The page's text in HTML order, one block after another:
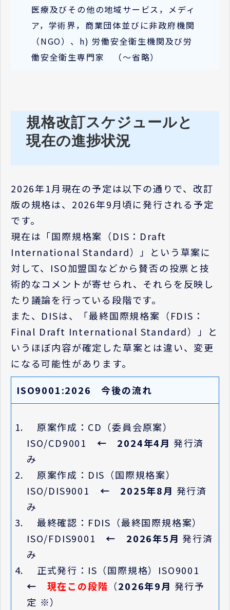
医療及びその他の地域サービス，メディ
ア，学術界，商業団体並びに非政府機関
（NGO）、h) 労働安全衛生機関及び労
働安全衛生専門家 （～省略）
規格改訂スケジュールと
現在の進捗状況
2026年1月現在の予定は以下の通りで、改訂
版の規格は、2026年9月頃に発行される予定
です。
現在は「国際規格案（DIS：Draft
International Standard）」という草案に
対して、ISO加盟国などから賛否の投票と技
術的なコメントが寄せられ、それらを反映し
たり議論を行っている段階です。
また、DISは、「最終国際規格案（FDIS：
Final Draft International Standard）」と
いうほぼ内容が確定した草案とは違い、変更
になる可能性があります。
ISO9001:2026 今後の流れ
原案作成：CD（委員会原案）
ISO/CD9001 ← 2024年4月 発行済
み
原案作成：DIS（国際規格案）
ISO/DIS9001 ← 2025年8月 発行済
み
最終確認：FDIS（最終国際規格案）
ISO/FDIS9001 ← 2026年5月 発行済
み
正式発行：IS（国際規格）ISO9001
← 現在この段階 （2026年9月 発行予
定 ※）